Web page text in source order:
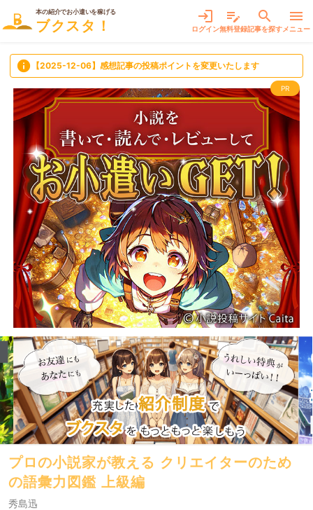
本の紹介でお小遣いを稼げる
ブクスタ！
login
ログイン
edit_note
無料登録
search
記事を探す
menu
メニュー
info 【2025-12-06】感想記事の投稿ポイントを変更いたします
PR
プロの小説家が教える クリエイターのため
の語彙力図鑑 上級編
秀島迅